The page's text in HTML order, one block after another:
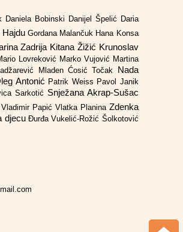
Daniela Bobinski Danijel Špelić Daria
Hajdu Gordana Malančuk Hana Konsa
Zadrija Kitana Žižić Krunoslav
Lovreković Marko Vujović Martina
Mladen Ćosić Točak Nada
Antonić Patrik Weiss Pavol Janik
Sarkotić Snježana Akrap-Sušac
Vladimir Papić Vlatka Planina Zdenka
djecu Đurđa Vukelić-Rožić Šolkotović